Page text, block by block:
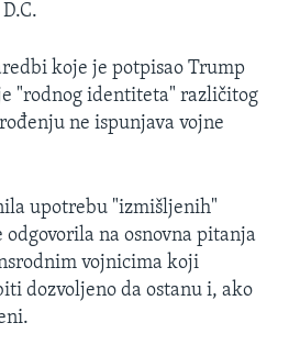
koje je potpisao Trump
"rodnog identiteta" različitog
ne ispunjava vojne
upotrebu "izmišljenih"
na osnovna pitanja
vojnicima koji
dozvoljeno da ostanu i, ako